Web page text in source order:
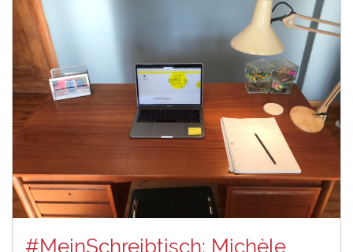
#MeinSchreibtisch: Michèle